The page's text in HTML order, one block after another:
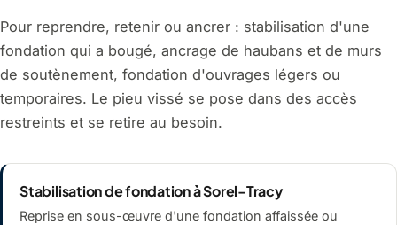
Pour reprendre, retenir ou ancrer : stabilisation d'une
fondation qui a bougé, ancrage de haubans et de murs
de soutènement, fondation d'ouvrages légers ou
temporaires. Le pieu vissé se pose dans des accès
restreints et se retire au besoin.
Stabilisation de fondation à Sorel-Tracy
Reprise en sous-œuvre d'une fondation affaissée ou